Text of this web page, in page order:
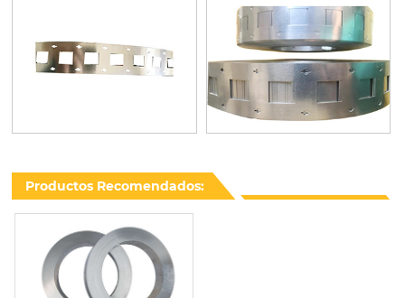
Productos Recomendados: